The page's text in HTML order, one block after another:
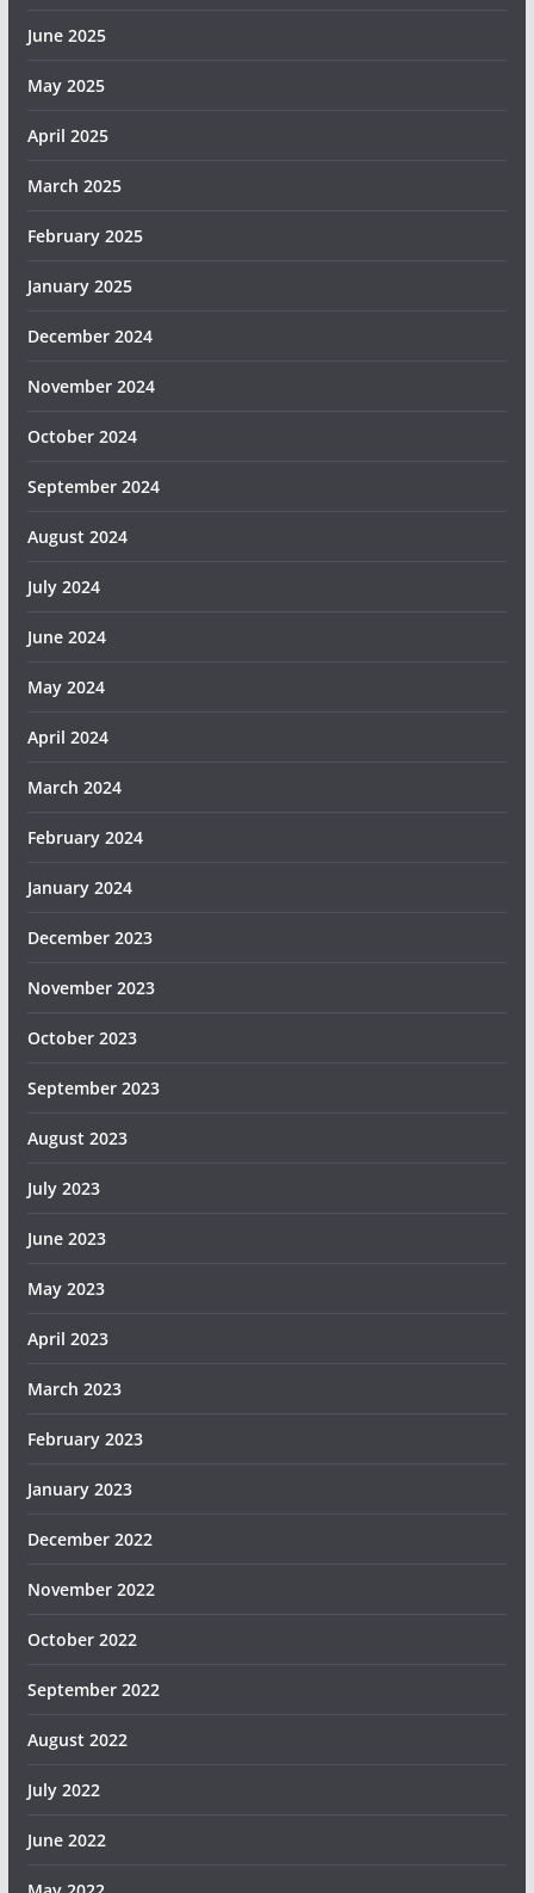
June 2025
May 2025
April 2025
March 2025
February 2025
January 2025
December 2024
November 2024
October 2024
September 2024
August 2024
July 2024
June 2024
May 2024
April 2024
March 2024
February 2024
January 2024
December 2023
November 2023
October 2023
September 2023
August 2023
July 2023
June 2023
May 2023
April 2023
March 2023
February 2023
January 2023
December 2022
November 2022
October 2022
September 2022
August 2022
July 2022
June 2022